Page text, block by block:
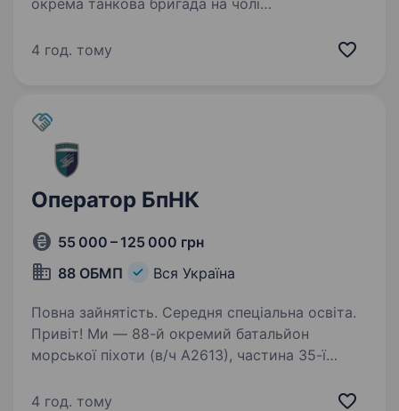
окрема танкова бригада на чолі
в битві за Бахмут, коли його підрозділ
4 год. тому
Оператор БпНК
55 000 – 125 000 грн
88 ОБМП
Вся Україна
Повна зайнятість. Середня спеціальна освіта.
Привіт! Ми — 88-й окремий батальйон
морської піхоти (в/ч А2613), частина 35-ї
Збройних сил України. Наш девіз — «Ми там,
4 год. тому